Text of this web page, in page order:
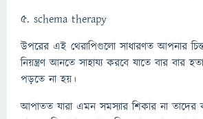
5. schema therapy
উপরের এই থেরাপিগুলো সাধারণত আপনার
নিয়ন্ত্রণ আনতে সাহায্য করবে যাতে বার বার
পড়তে না হয়।
আপাতত যারা এমন সমস্যার শিকার না তাদের